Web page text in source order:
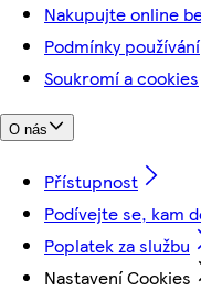
Nakupujte online
Podmínky používání
Soukromí a cookies
O nás
Přístupnost
Podívejte se, kam
Poplatek za službu
Nastavení Cookies